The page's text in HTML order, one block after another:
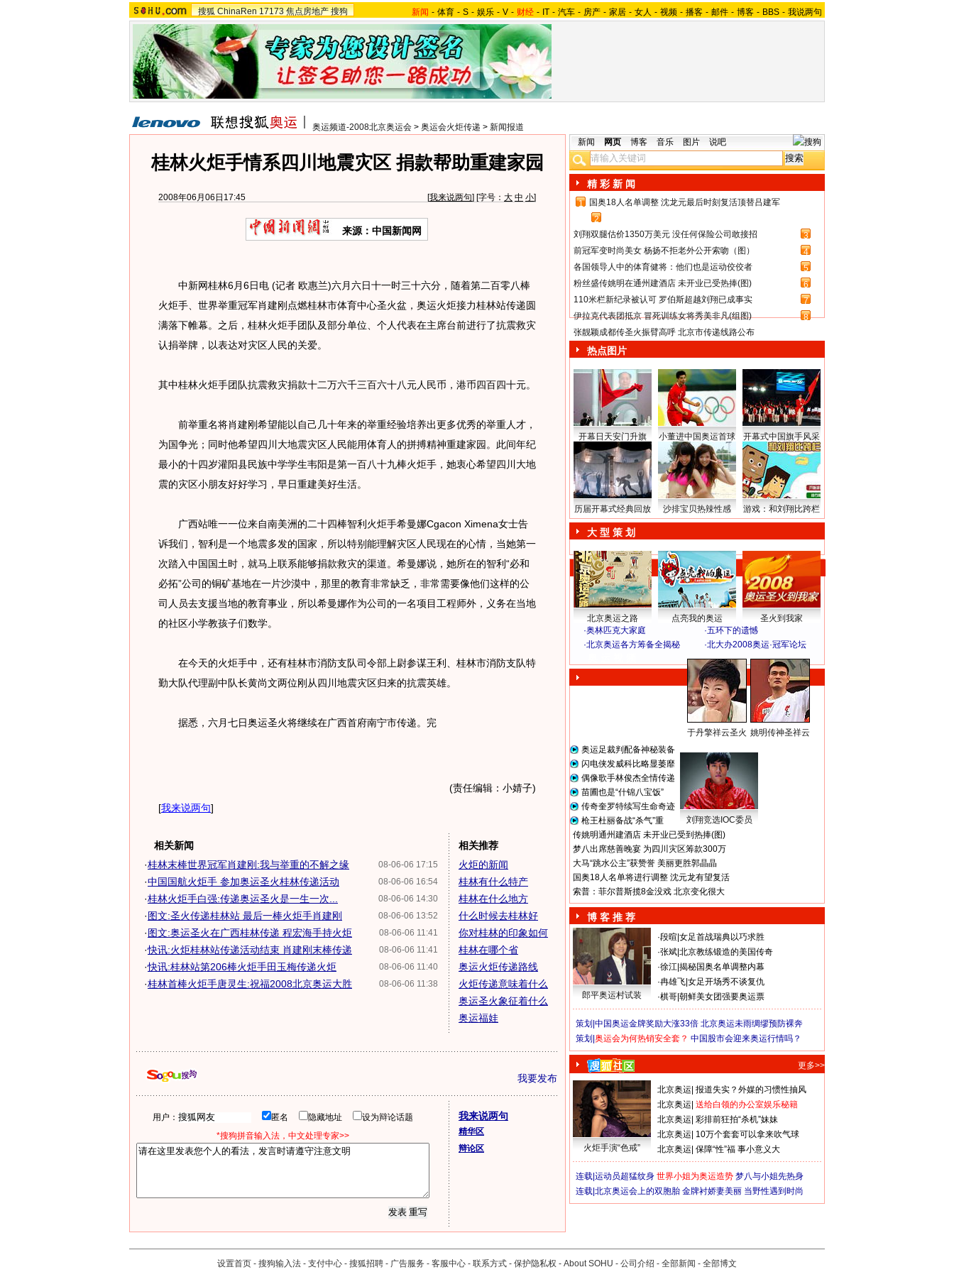
搜狐 ChinaRen 17173 焦点房地产 搜狗 新闻 - 体育 - S - 娱乐 - V - 财经 - IT - 汽车 - 房产 - 家居 - 女人 - 视频 - 播客 - 邮件 - 博客 - BBS - 我说两句
奥运频道-2008北京奥运会 > 奥运会火炬传递 > 新闻报道
桂林火炬手情系四川地震灾区 捐款帮助重建家园
2008年06月06日17:45 [我来说两句] [字号： 大 中 小]
来源：中国新闻网
中新网桂林6月6日电 (记者 欧惠兰)六月六日十一时三十六分，随着第二百零八棒
火炬手、世界举重冠军肖建刚点燃桂林市体育中心圣火盆，奥运火炬接力桂林站传递圆
满落下帷幕。之后，桂林火炬手团队及部分单位、个人代表在主席台前进行了抗震救灾
认捐举牌，以表达对灾区人民的关爱。
其中桂林火炬手团队抗震救灾捐款十二万六千三百六十八元人民币，港币四百四十元。
前举重名将肖建刚希望能以自己几十年来的举重经验培养出更多优秀的举重人才，
为国争光；同时他希望四川大地震灾区人民能用体育人的拼搏精神重建家园。此间年纪
最小的十四岁灌阳县民族中学学生韦阳是第一百八十九棒火炬手，她衷心希望四川大地
震的灾区小朋友好好学习，早日重建美好生活。
广西站唯一一位来自南美洲的二十四棒智利火炬手希曼娜Cgacon Ximena女士告
诉我们，智利是一个地震多发的国家，所以特别能理解灾区人民现在的心情，当她第一
次踏入中国国土时，就马上联系能够捐款救灾的渠道。希曼娜说，她所在的智利“必和
必拓”公司的铜矿基地在一片沙漠中，那里的教育非常缺乏，非常需要像他们这样的公
司人员去支援当地的教育事业，所以希曼娜作为公司的一名项目工程师外，义务在当地
的社区小学教孩子们数学。
在今天的火炬手中，还有桂林市消防支队司令部上尉参谋王利、桂林市消防支队特
勤大队代理副中队长黄尚文两位刚从四川地震灾区归来的抗震英雄。
据悉，六月七日奥运圣火将继续在广西首府南宁市传递。完
(责任编辑：小婧子)
[我来说两句]
相关新闻
08-06-06 17:15
·桂林末棒世界冠军肖建刚:我与举重的不解之缘
08-06-06 16:54
·中国国航火炬手 参加奥运圣火桂林传递活动
08-06-06 14:30
·桂林火炬手白强:传递奥运圣火是一生一次...
08-06-06 13:52
·图文:圣火传递桂林站 最后一棒火炬手肖建刚
08-06-06 11:41
·图文:奥运圣火在广西桂林传递 程宏海手持火炬
08-06-06 11:41
·快讯:火炬桂林站传递活动结束 肖建刚末棒传递
08-06-06 11:40
·快讯:桂林站第206棒火炬手田玉梅传递火炬
08-06-06 11:38
·桂林首棒火炬手唐灵生:祝福2008北京奥运大胜
相关推荐
火炬的新闻
桂林有什么特产
桂林在什么地方
什么时候去桂林好
你对桂林的印象如何
桂林在哪个省
奥运火炬传递路线
火炬传递意味着什么
奥运圣火象征着什么
奥运福娃
我要发布
用户： 匿名 隐藏地址
设为辩论话题
*搜狗拼音输入法，中文处理专家>>
我来说两句
精华区
辩论区
新闻 网页 博客 音乐 图片 说吧
精 彩 新 闻
1
国奥18人名单调整 沈龙元最后时刻复活顶替吕建军
2
刘翔双腿估价1350万美元 没任何保险公司敢接招
3
前冠军变时尚美女 杨扬不拒老外公开索吻（图）
4
各国领导人中的体育健将：他们也是运动佼佼者
5
粉丝盛传姚明在通州建酒店 未开业已受热捧(图)
6
110米栏新纪录被认可 罗伯斯超越刘翔已成事实
7
伊拉克代表团抵京 冒死训练女将秀美非凡(组图)
8
张靓颖成都传圣火振臂高呼 北京市传递线路公布
热点图片
开幕日天安门升旗 小董进中国奥运首球 开幕式中国旗手风采
历届开幕式经典回放 沙排宝贝热辣性感 游戏：和刘翔比跨栏
大 型 策 划
北京奥运之路 点亮我的奥运
圣火到我家
·奥林匹克大家庭 ·五环下的遗憾
·北京奥运各方筹备全揭秘 ·北大办2008奥运·冠军论坛
于丹擎祥云圣火 姚明传神圣祥云
奥运足裁判配备神秘装备
闪电侠发威科比略显萎靡
偶像歌手林俊杰全情传递
苗圃也是“什锦八宝饭”
传奇奎罗特续写生命奇迹
枪王杜丽备战“杀气”重
刘翔竞选IOC委员
传姚明通州建酒店 未开业已受到热捧(图)
梦八出席慈善晚宴 为四川灾区筹款300万
大马“跳水公主”获赞誉 美丽更胜郭晶晶
国奥18人名单将进行调整 沈元龙有望复活
索普：菲尔普斯揽8金没戏 北京变化很大
博 客 推 荐
郎平奥运村试装
·段暄 女足首战瑞典以巧求胜
·张斌 北京教练锻造的美国传奇
·徐江 揭秘国奥名单调整内幕
·冉雄飞 女足开场秀不谈复仇
·棋哥 朝鲜美女团强要奥运票
策划| 中国奥运金牌奖励大涨33倍 北京奥运未雨绸缪预防裸奔
策划| 奥运会为何热销安全套？ 中国股市会迎来奥运行情吗？
更多>>
火炬手演“色戒”
北京奥运 报道失实？外媒的习惯性抽风
北京奥运 送给白领的办公室娱乐秘籍
北京奥运 彩排前狂拍“杀机”妹妹
北京奥运 10万个套套可以拿来吹气球
北京奥运 保障“性”福 事小意义大
连载| 运动员超猛纹身 世界小姐为奥运造势 梦八与小姐先热身
连载| 北京奥运会上的双胞胎 金牌衬娇妻美丽 当野性遇到时尚
设置首页 - 搜狗输入法 - 支付中心 - 搜狐招聘 - 广告服务 - 客服中心 - 联系方式 - 保护隐私权 - About SOHU - 公司介绍 - 全部新闻 - 全部博文